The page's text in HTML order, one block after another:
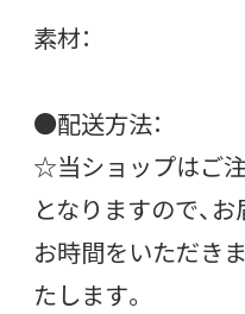
素材：
●配送方法：
☆当ショップはご
となりますので、
お時間をいただき
たします。